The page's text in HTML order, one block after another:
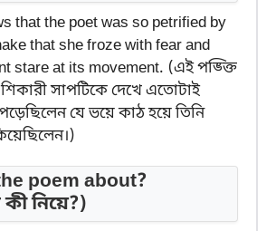
that the poet was so petrified by
that she froze with fear and
stare at its movement. (এই পঙ্ক্তি
সাপটিকে দেখে এতোটাই
পড়েছিলেন যে ভয়ে কাঠ হয়ে তিনি
poem about?
নিয়ে?)